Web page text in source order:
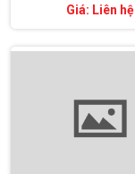
Giá: Liên hệ